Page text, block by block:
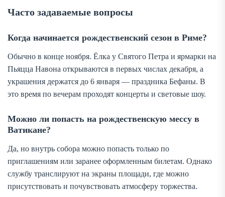
Часто задаваемые вопросы
Когда начинается рождественский сезон в Риме?
Обычно в конце ноября. Ёлка у Святого Петра и ярмарки на
Пьяцца Навона открываются в первых числах декабря, а
украшения держатся до 6 января — праздника Бефаны. В
это время по вечерам проходят концерты и световые шоу.
Можно ли попасть на рождественскую мессу в
Ватикане?
Да, но внутрь собора можно попасть только по
приглашениям или заранее оформленным билетам. Однако
службу транслируют на экраны площади, где можно
присутствовать и почувствовать атмосферу торжества.